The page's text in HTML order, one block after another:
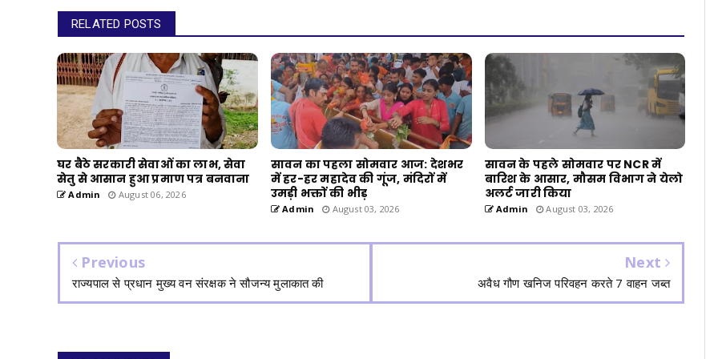
RELATED POSTS
घर बैठे सरकारी सेवाओं का लाभ, सेवा
सेतु से आसान हुआ प्रमाण पत्र बनवाना
Admin August 06, 2026
सावन का पहला सोमवार आज: देशभर
में हर-हर महादेव की गूंज, मंदिरों में
उमड़ी भक्तों की भीड़
Admin August 03, 2026
सावन के पहले सोमवार पर NCR में
बारिश के आसार, मौसम विभाग ने येलो
अलर्ट जारी किया
Admin August 03, 2026
Previous
राज्यपाल से प्रधान मुख्य वन संरक्षक ने सौजन्य मुलाकात की
Next
अवैध गौण खनिज परिवहन करते 7 वाहन जब्त